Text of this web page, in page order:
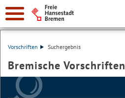
Vorschriften Suchergebnis
Bremische Vorschriften